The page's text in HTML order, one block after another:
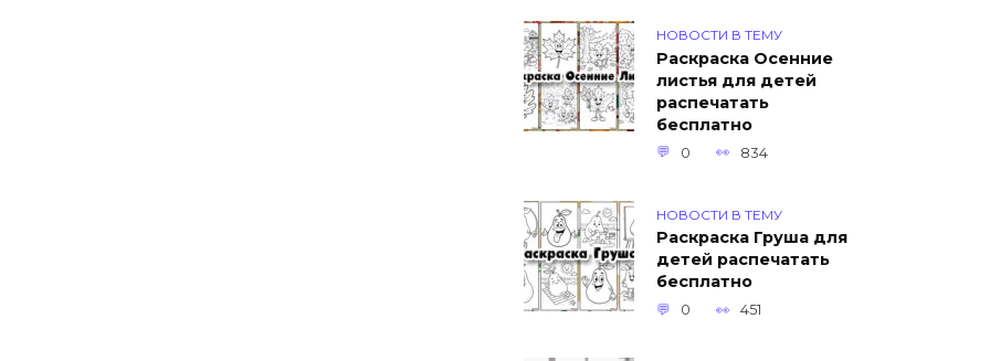
НОВОСТИ В ТЕМУ
Раскраска Осенние
листья для детей
распечатать
бесплатно
0 834
НОВОСТИ В ТЕМУ
Раскраска Груша для
детей распечатать
бесплатно
0 451